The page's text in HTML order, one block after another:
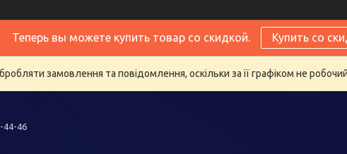
Теперь вы можете купить товар со скидкой. Купить со
замовлення та повідомлення, оскільки за її графіком не
44-46